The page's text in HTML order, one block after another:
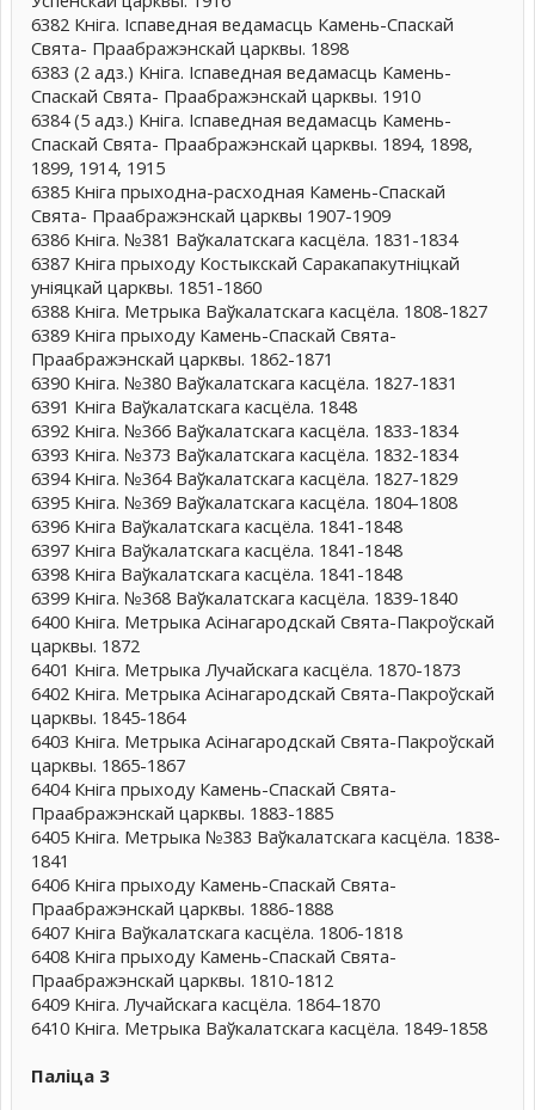
6382 Кніга. Іспаведная ведамасць Камень-Спаскай
Свята- Праабражэнскай царквы. 1898
6383 (2 адз.) Кніга. Іспаведная ведамасць Камень-
Спаскай Свята- Праабражэнскай царквы. 1910
6384 (5 адз.) Кніга. Іспаведная ведамасць Камень-
Спаскай Свята- Праабражэнскай царквы. 1894, 1898,
1899, 1914, 1915
6385 Кніга прыходна-расходная Камень-Спаскай
Свята- Праабражэнскай царквы 1907-1909
6386 Кніга. №381 Ваўкалатскага касцёла. 1831-1834
6387 Кніга прыходу Костыкскай Саракапакутніцкай
уніяцкай царквы. 1851-1860
6388 Кніга. Метрыка Ваўкалатскага касцёла. 1808-1827
6389 Кніга прыходу Камень-Спаскай Свята-
Праабражэнскай царквы. 1862-1871
6390 Кніга. №380 Ваўкалатскага касцёла. 1827-1831
6391 Кніга Ваўкалатскага касцёла. 1848
6392 Кніга. №366 Ваўкалатскага касцёла. 1833-1834
6393 Кніга. №373 Ваўкалатскага касцёла. 1832-1834
6394 Кніга. №364 Ваўкалатскага касцёла. 1827-1829
6395 Кніга. №369 Ваўкалатскага касцёла. 1804-1808
6396 Кніга Ваўкалатскага касцёла. 1841-1848
6397 Кніга Ваўкалатскага касцёла. 1841-1848
6398 Кніга Ваўкалатскага касцёла. 1841-1848
6399 Кніга. №368 Ваўкалатскага касцёла. 1839-1840
6400 Кніга. Метрыка Асінагародскай Свята-Пакроўскай
царквы. 1872
6401 Кніга. Метрыка Лучайскага касцёла. 1870-1873
6402 Кніга. Метрыка Асінагародскай Свята-Пакроўскай
царквы. 1845-1864
6403 Кніга. Метрыка Асінагародскай Свята-Пакроўскай
царквы. 1865-1867
6404 Кніга прыходу Камень-Спаскай Свята-
Праабражэнскай царквы. 1883-1885
6405 Кніга. Метрыка №383 Ваўкалатскага касцёла. 1838-
1841
6406 Кніга прыходу Камень-Спаскай Свята-
Праабражэнскай царквы. 1886-1888
6407 Кніга Ваўкалатскага касцёла. 1806-1818
6408 Кніга прыходу Камень-Спаскай Свята-
Праабражэнскай царквы. 1810-1812
6409 Кніга. Лучайскага касцёла. 1864-1870
6410 Кніга. Метрыка Ваўкалатскага касцёла. 1849-1858
Паліца 3